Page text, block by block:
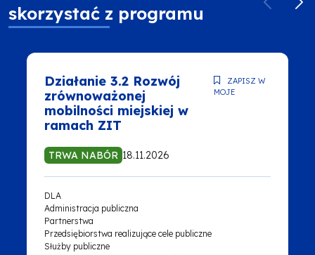
skorzystać z programu
Działanie 3.2 Rozwój
zrównoważonej
mobilności miejskiej w
ramach ZIT
ZAPISZ W
MOJE
TRWA NABÓR 18.11.2026
DLA
Administracja publiczna
Partnerstwa
Przedsiębiorstwa realizujące cele publiczne
Służby publiczne